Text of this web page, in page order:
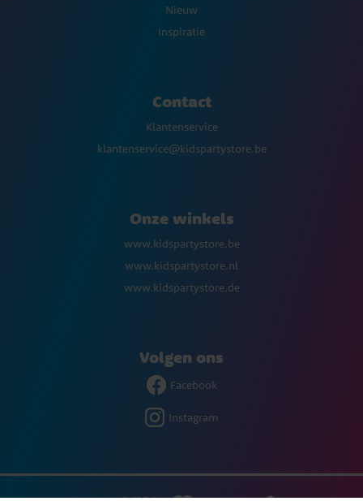
Nieuw
Inspiratie
Contact
Klantenservice
klantenservice@kidspartystore.be
Onze winkels
www.kidspartystore.be
www.kidspartystore.nl
www.kidspartystore.de
Volgen ons
Facebook
Instagram